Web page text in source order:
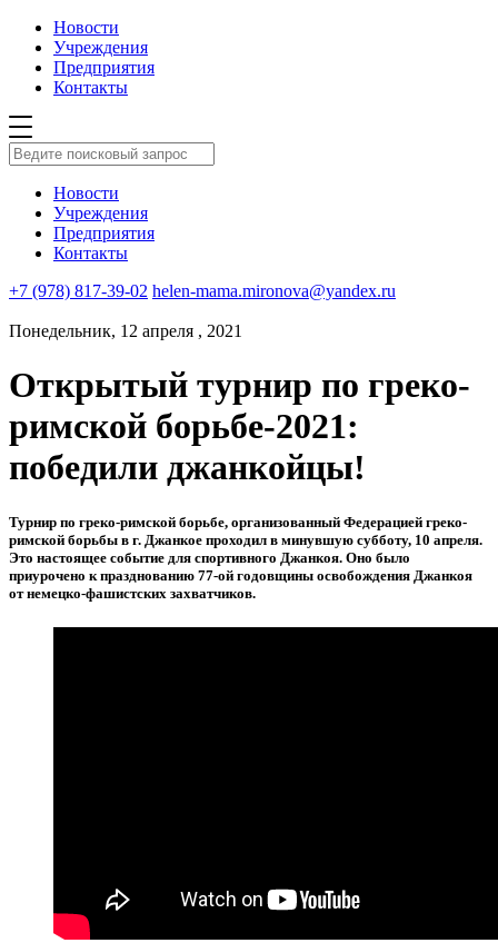
Новости
Учреждения
Предприятия
Контакты
Новости
Учреждения
Предприятия
Контакты
+7 (978) 817-39-02 helen-mama.mironova@yandex.ru
Понедельник, 12 апреля , 2021
Открытый турнир по греко-
римской борьбе-2021:
победили джанкойцы!
Турнир по греко-римской борьбе, организованный Федерацией греко-
римской борьбы в г. Джанкое проходил в минувшую субботу, 10 апреля.
Это настоящее событие для спортивного Джанкоя. Оно было
приурочено к празднованию 77-ой годовщины освобождения Джанкоя
от немецко-фашистских захватчиков.